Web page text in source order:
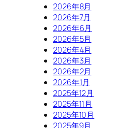
2026年8月
2026年7月
2026年6月
2026年5月
2026年4月
2026年3月
2026年2月
2026年1月
2025年12月
2025年11月
2025年10月
2025年9月